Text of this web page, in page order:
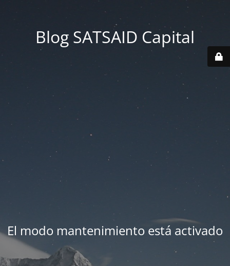
Blog SATSAID Capital
El modo mantenimiento está activado